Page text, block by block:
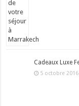
Cadeaux Luxe
5 octobre 2016